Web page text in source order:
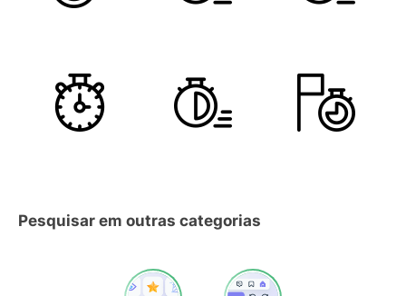
Pesquisar em outras categorias